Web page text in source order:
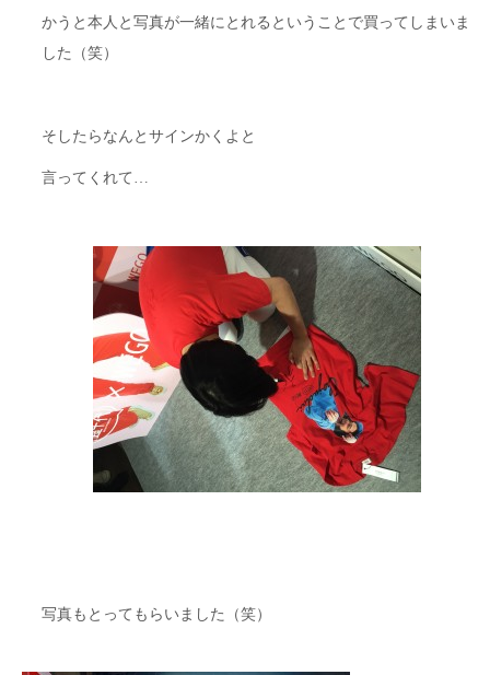
かうと本人と写真が一緒にとれるということで買ってしまいま
した（笑）
そしたらなんとサインかくよと
言ってくれて…
写真もとってもらいました（笑）